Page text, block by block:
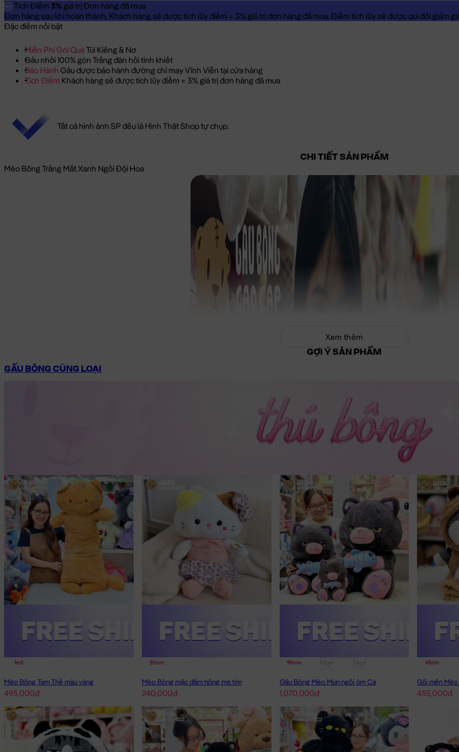
Tích Điểm 3% giá trị Đơn hàng đã mua
Đơn hàng sau khi hoàn thành, Khách hàng sẽ được tích lũy điểm = 3% giá trị đơn hàng đã mua. Điểm tích lũy sẽ được qui đổi giảm
Đặc điểm nổi bật
Miễn Phí Gói QuàTúi Kiếng & Nơ
Gấu nhồi 100% gòn Trắng đàn hồi tinh khiết
Bảo Hành Gấu được bảo hành đường chỉ may Vĩnh Viễn tại cửa hàng
Tích Điểm Khách hàng sẽ được tích lũy điểm = 3% giá trị đơn hàng đã mua
Tất cả hình ảnh SP đều là Hình Thật Shop tự chụp.
CHI TIẾT SẢN PHẨM
Mèo Bông Trắng Mắt Xanh Ngồi Đội Hoa
Xem thêm
GỢI Ý SẢN PHẨM
GẤU BÔNG CÙNG LOẠI
1m2
Mèo Bông Tam Thể màu vàng
495,000đ
50cm
Mèo Bông mặc đầm hồng má tim
240,000đ
90cm
Gấu Bông Mèo Mun ngồi ôm Cá
1,070,000đ
45cm
455,000đ